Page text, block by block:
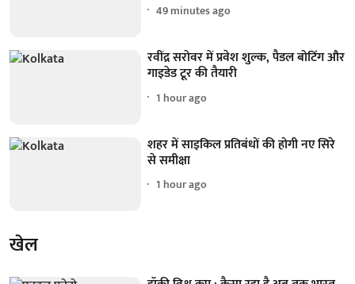
49 minutes ago
रवींद्र सरोवर में प्रवेश शुल्क, पैडल बोटिंग और
गाइडेड टूर की तैयारी
1 hour ago
शहर में साइकिल प्रतिबंधों की होगी नए सिरे
से समीक्षा
1 hour ago
खेल